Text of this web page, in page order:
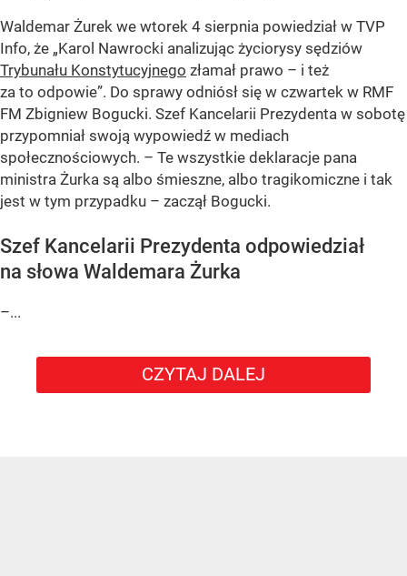
Waldemar Żurek we wtorek 4 sierpnia powiedział w TVP
Info, że „Karol Nawrocki analizując życiorysy sędziów
Trybunału Konstytucyjnego złamał prawo – i też
za to odpowie”. Do sprawy odniósł się w czwartek w RMF
FM Zbigniew Bogucki. Szef Kancelarii Prezydenta w sobotę
przypomniał swoją wypowiedź w mediach
społecznościowych. – Te wszystkie deklaracje pana
ministra Żurka są albo śmieszne, albo tragikomiczne i tak
jest w tym przypadku – zaczął Bogucki.
Szef Kancelarii Prezydenta odpowiedział
na słowa Waldemara Żurka
–...
CZYTAJ DALEJ